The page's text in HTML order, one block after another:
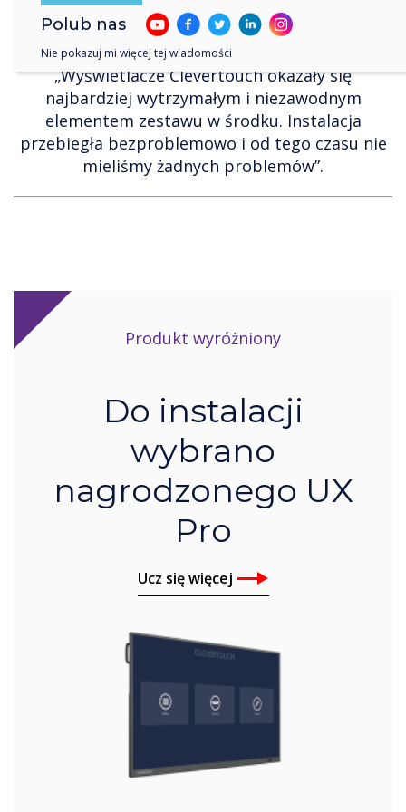
„Wyświetlacze Clevertouch okazały się
najbardziej wytrzymałym i niezawodnym
elementem zestawu w środku. Instalacja
przebiegła bezproblemowo i od tego czasu nie
mieliśmy żadnych problemów”.
Produkt wyróżniony
Do instalacji
wybrano
nagrodzonego UX
Pro
Ucz się więcej
Polub nas
Nie pokazuj mi więcej tej wiadomości